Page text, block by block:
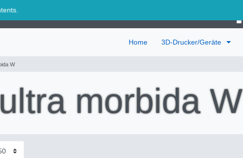
Home 3D-Drucker/Geräte
W
morbida W